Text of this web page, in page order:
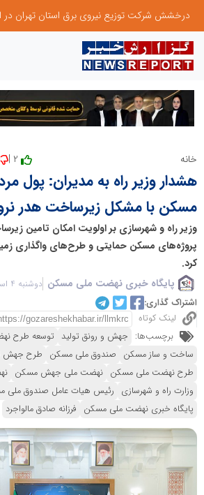
خانه
هشدار وزیر راه به مدیران: پول
مسکن با مشکل زیرساخت هدر
وزیر راه و شهرسازی بر اولویت امکان تامین
پروژه‌های مسکن حمایتی و طرح‌های واگذاری
کرد.
پایگاه خبری نهضت ملی مسکن دوشنبه 4 اسفند 1404 - 11:33
اشتراک گذاری:
لینک کوتاه
برچسب‌ها: جهش و رونق تولید توسعه طرح
ساخت و ساز مسکن صندوق ملی مسکن طرح جهش
طرح نهضت ملی مسکن نهضت ملی جهش مسکن
وزارت راه و شهرسازی رئیس هیات عامل صندوق ملی
پایگاه خبری نهضت ملی مسکن فرزانه صادق مالواجرد